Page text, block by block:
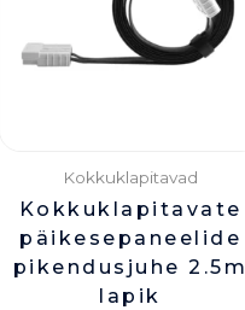
Kokkuklapitavad
Kokkuklapitavate
päikesepaneelide
pikendusjuhe 2.5m
lapik